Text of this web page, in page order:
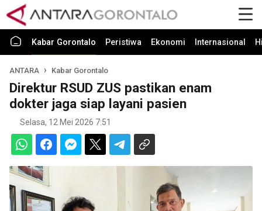
Kabar Gorontalo Peristiwa Ekonomi Internasional
ANTARA Kabar Gorontalo
Direktur RSUD ZUS pastikan enam
dokter jaga siap layani pasien
Selasa, 12 Mei 2026 7:51